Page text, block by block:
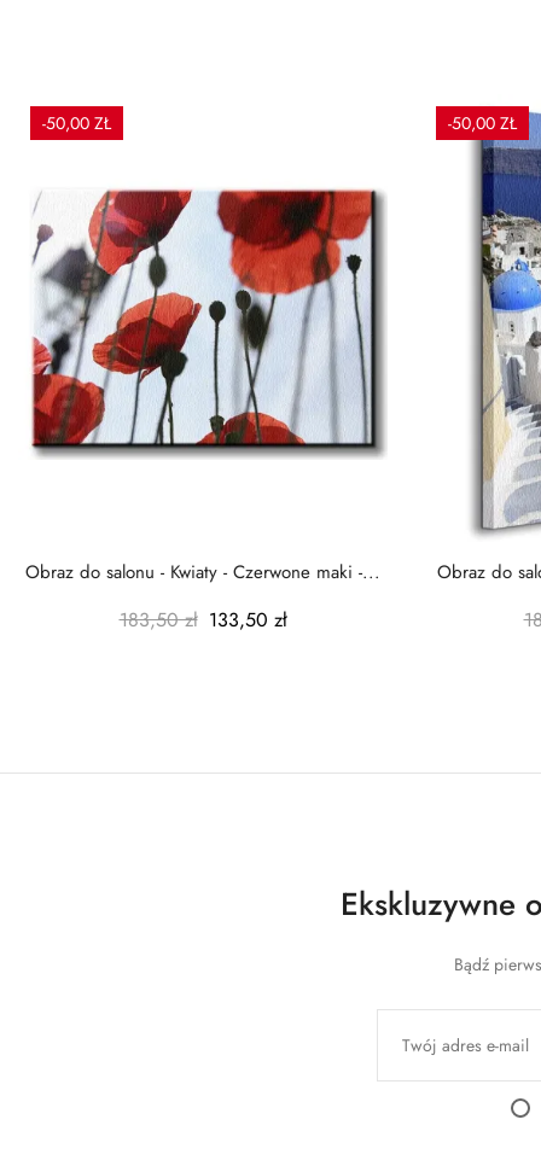
-50,00 ZŁ
Obraz do salonu - Kwiaty - Czerwone maki -...
183,50 zł 133,50 zł
-50,00 ZŁ
Obraz do
Ekskluzywne
Bądź